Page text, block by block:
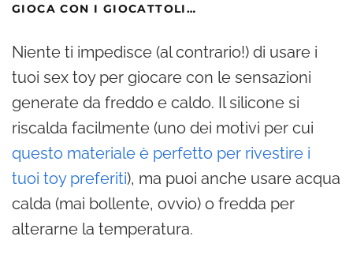
GIOCA CON I GIOCATTOLI…
Niente ti impedisce (al contrario!) di usare i
tuoi sex toy per giocare con le sensazioni
generate da freddo e caldo. Il silicone si
riscalda facilmente (uno dei motivi per cui
questo materiale è perfetto per rivestire i
tuoi toy preferiti), ma puoi anche usare acqua
calda (mai bollente, ovvio) o fredda per
alterarne la temperatura.